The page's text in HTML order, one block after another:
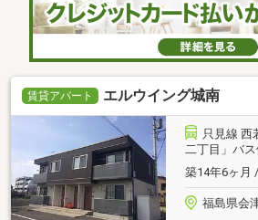
賃貸アパート エルウイング城南
只見線 西
二丁目」バ
築14年6ヶ月
福島県会